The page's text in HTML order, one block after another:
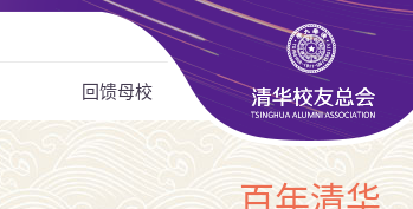
回馈母校
百年清华